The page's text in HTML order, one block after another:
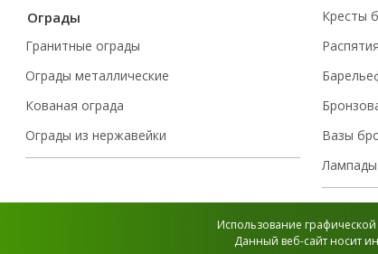
Ограды
Гранитные ограды
Ограды металлические
Кованая ограда
Ограды из нержавейки
Кресты
Вазы
Использование
Данный веб-сайт носит